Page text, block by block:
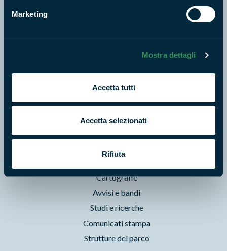
Marketing
Mostra dettagli
Accetta tutti
Accetta selezionati
Rifiuta
Enti di gestione
Storie
Foto e Video
Pubblicazioni
Cartografie
Avvisi e bandi
Studi e ricerche
Comunicati stampa
Strutture del parco